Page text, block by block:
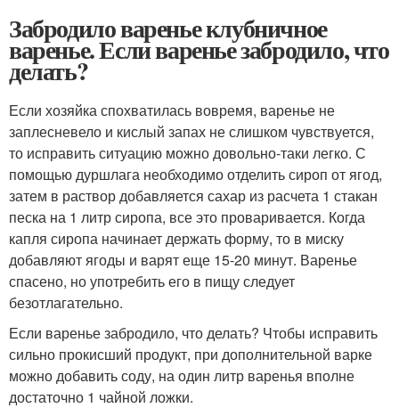
Забродило варенье клубничное
варенье. Если варенье забродило, что
делать?
Если хозяйка спохватилась вовремя, варенье не
заплесневело и кислый запах не слишком чувствуется,
то исправить ситуацию можно довольно-таки легко. С
помощью дуршлага необходимо отделить сироп от ягод,
затем в раствор добавляется сахар из расчета 1 стакан
песка на 1 литр сиропа, все это проваривается. Когда
капля сиропа начинает держать форму, то в миску
добавляют ягоды и варят еще 15-20 минут. Варенье
спасено, но употребить его в пищу следует
безотлагательно.
Если варенье забродило, что делать? Чтобы исправить
сильно прокисший продукт, при дополнительной варке
можно добавить соду, на один литр варенья вполне
достаточно 1 чайной ложки.